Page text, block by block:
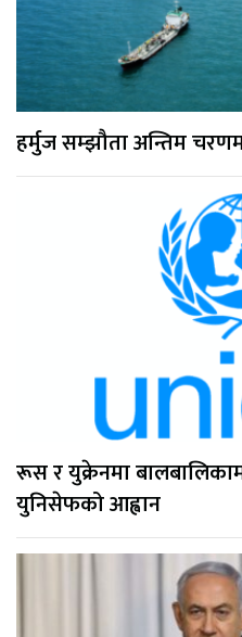
हर्मुज सम्झौता अन्तिम
रूस र युक्रेनमा
युनिसेफको आह्वान